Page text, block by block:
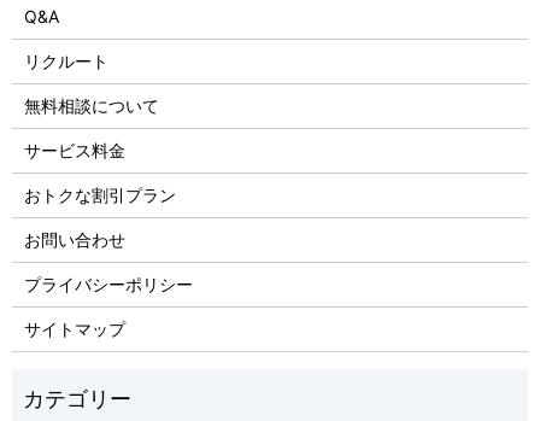
Q&A
リクルート
無料相談について
サービス料金
おトクな割引プラン
お問い合わせ
プライバシーポリシー
サイトマップ